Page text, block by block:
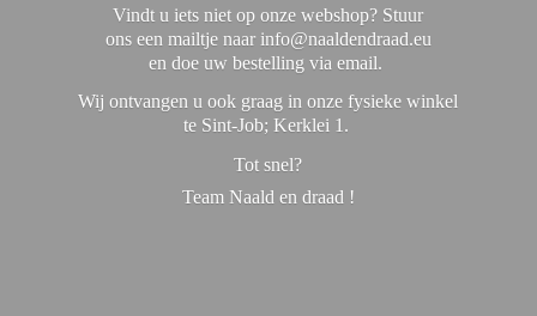
Vindt u iets niet op onze webshop? Stuur
ons een mailtje naar info@naaldendraad.eu
en doe uw bestelling via email.
Wij ontvangen u ook graag in onze fysieke winkel
te Sint-Job; Kerklei 1.
Tot snel?
Team Naald en draad !